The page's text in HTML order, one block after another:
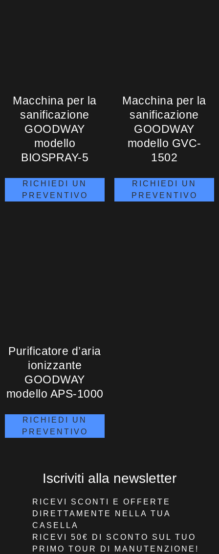
Macchina per la
sanificazione
GOODWAY
modello
BIOSPRAY-5
RICHIEDI UN
PREVENTIVO
Macchina per la
sanificazione
GOODWAY
modello GVC-
1502
RICHIEDI UN
PREVENTIVO
Purificatore d’aria
ionizzante
GOODWAY
modello APS-1000
RICHIEDI UN
PREVENTIVO
Iscriviti alla newsletter
RICEVI SCONTI E OFFERTE
DIRETTAMENTE NELLA TUA
CASELLA
RICEVI 50€ DI SCONTO
SUL TUO
PRIMO TOUR DI MANUTENZIONE!